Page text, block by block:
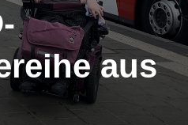
aus